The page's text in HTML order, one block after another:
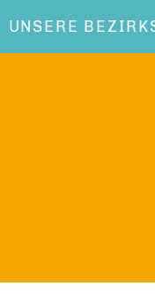
UNSERE